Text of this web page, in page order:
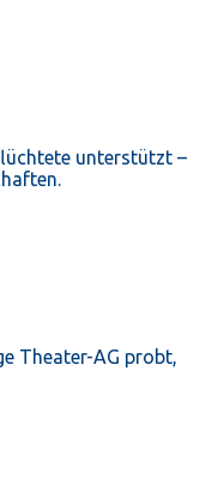
unterstützt –
Theater-AG probt,